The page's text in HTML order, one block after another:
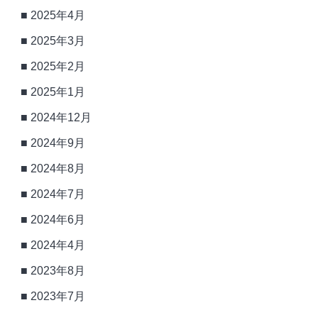
2025年4月
2025年3月
2025年2月
2025年1月
2024年12月
2024年9月
2024年8月
2024年7月
2024年6月
2024年4月
2023年8月
2023年7月